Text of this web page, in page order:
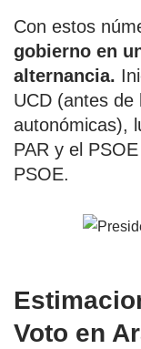
Con estos
gobierno en
alternancia.
UCD (antes de
autonómicas),
PAR y el
PSOE.
Voto en